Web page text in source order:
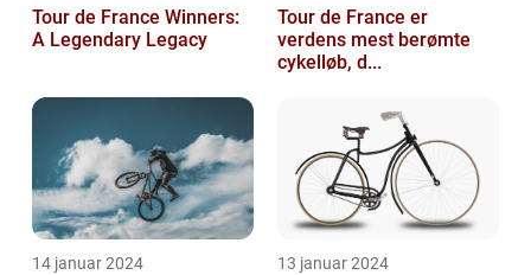
Tour de France Winners:
A Legendary Legacy
Tour de France er
verdens mest berømte
cykelløb, d...
14 januar 2024 13 januar 2024